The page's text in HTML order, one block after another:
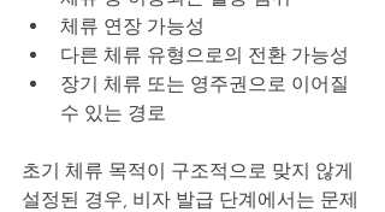
체류 연장 가능성
다른 체류 유형으로의 전환 가능성
장기 체류 또는 영주권으로 이어질
수 있는 경로
초기 체류 목적이 구조적으로 맞지 않게
설정된 경우, 비자 발급 단계에서는 문제